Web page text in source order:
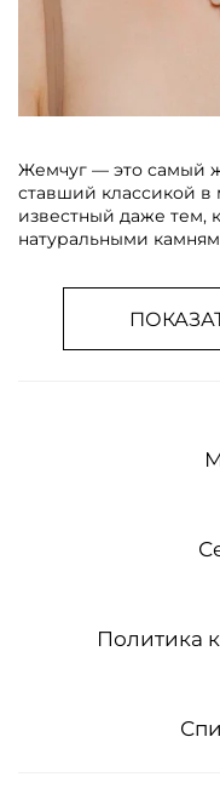
Жемчуг — это самый
ставший классикой
известный даже тем,
натуральными
Политика